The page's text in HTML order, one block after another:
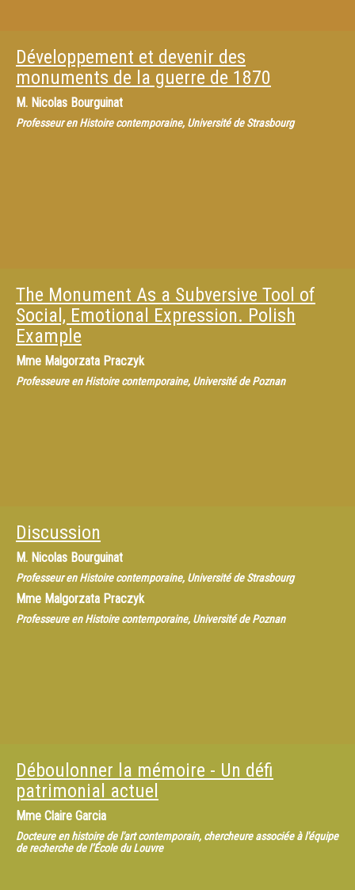
Développement et devenir des
monuments de la guerre de 1870
M. Nicolas Bourguinat
Professeur en Histoire contemporaine, Université de Strasbourg
The Monument As a Subversive Tool of
Social, Emotional Expression. Polish
Example
Mme Malgorzata Praczyk
Professeure en Histoire contemporaine, Université de Poznan
Discussion
M. Nicolas Bourguinat
Professeur en Histoire contemporaine, Université de Strasbourg
Mme Malgorzata Praczyk
Professeure en Histoire contemporaine, Université de Poznan
Déboulonner la mémoire - Un défi
patrimonial actuel
Mme Claire Garcia
Docteure en histoire de l'art contemporain, chercheure associée à l'équipe
de recherche de l’École du Louvre